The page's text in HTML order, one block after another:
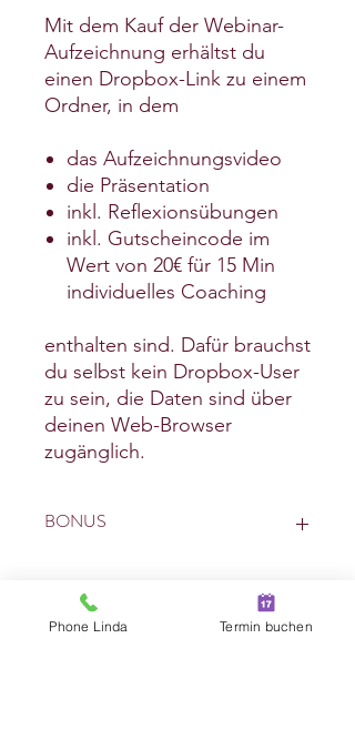
Mit dem Kauf der Webinar-
Aufzeichnung erhältst du
einen Dropbox-Link zu einem
Ordner, in dem
das Aufzeichnungsvideo
die Präsentation
inkl. Reflexionsübungen
inkl. Gutscheincode im
Wert von 20€ für 15 Min
individuelles Coaching
enthalten sind. Dafür brauchst
du selbst kein Dropbox-User
zu sein, die Daten sind über
deinen Web-Browser
zugänglich.
BONUS
von 20€ für individuelle Fragen, wenn
du das Video angeschaut hast. Wenn
Phone Linda Termin buchen